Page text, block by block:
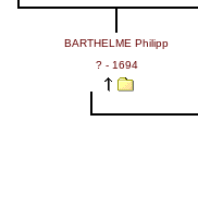
BARTHELME Philipp
? - 1694